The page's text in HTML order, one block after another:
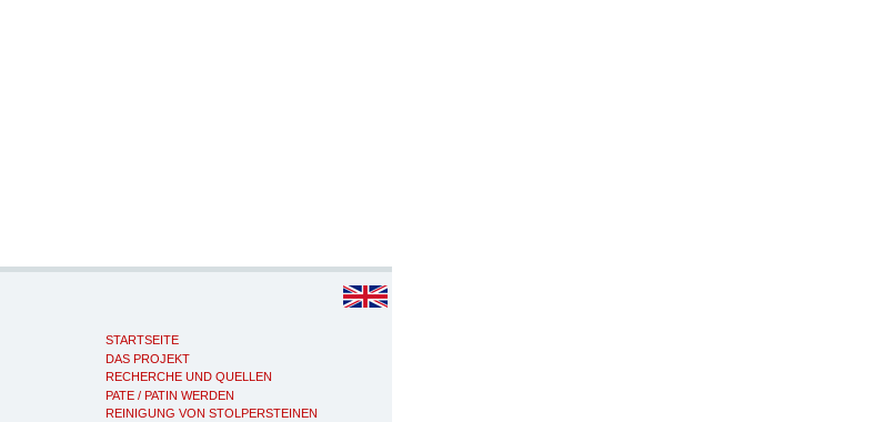
STARTSEITE
DAS PROJEKT
RECHERCHE UND QUELLEN
PATE / PATIN WERDEN
REINIGUNG VON STOLPERSTEINEN